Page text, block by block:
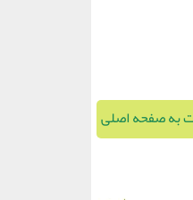
به صفحه اصلی